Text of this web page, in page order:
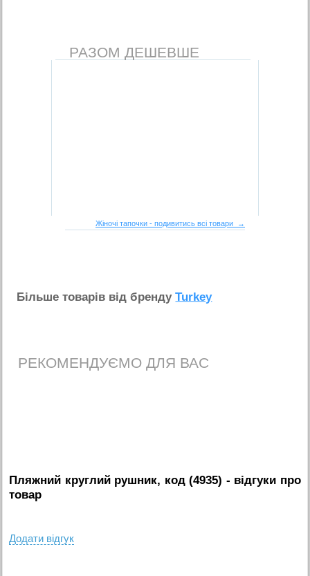
РАЗОМ ДЕШЕВШЕ
Жіночі тапочки - подивитись всі товари →
Бiльше товарiв вiд брендуTurkey
РЕКОМЕНДУЄМО ДЛЯ ВАС
Пляжний круглий рушник, код (4935) - вiдгуки про
товар
Додати вiдгук